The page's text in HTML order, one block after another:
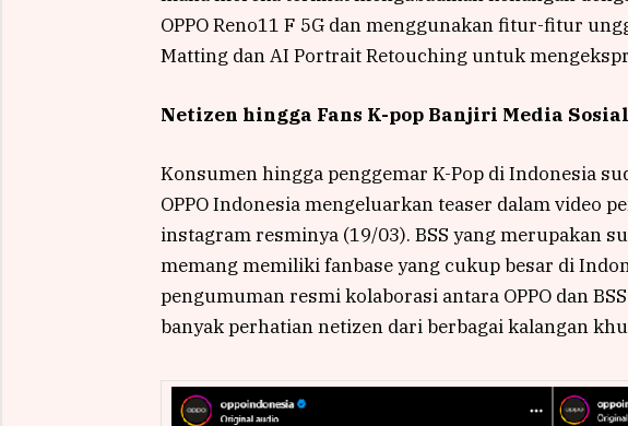
OPPO Reno11 F 5G dan menggunakan fitur-fitur
Matting dan AI Portrait Retouching untuk
Netizen hingga Fans K-pop Banjiri Media
Konsumen hingga penggemar K-Pop di Indonesia
OPPO Indonesia mengeluarkan teaser dalam video
instagram resminya (19/03). BSS yang merupakan
memang memiliki fanbase yang cukup besar di
pengumuman resmi kolaborasi antara OPPO dan
banyak perhatian netizen dari berbagai kalangan